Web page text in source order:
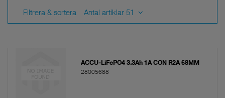
nödbelysning. Alla batterityper är av hög kvalitet, med
bibehållen drifttid även efter flera år, vilket säkerställer
att underhållsarbetet reduceras.
Filtrera & sortera Antal artiklar 51
ACCU-LiFePO4 3.3Ah 1A CON R2A 68MM
28005688